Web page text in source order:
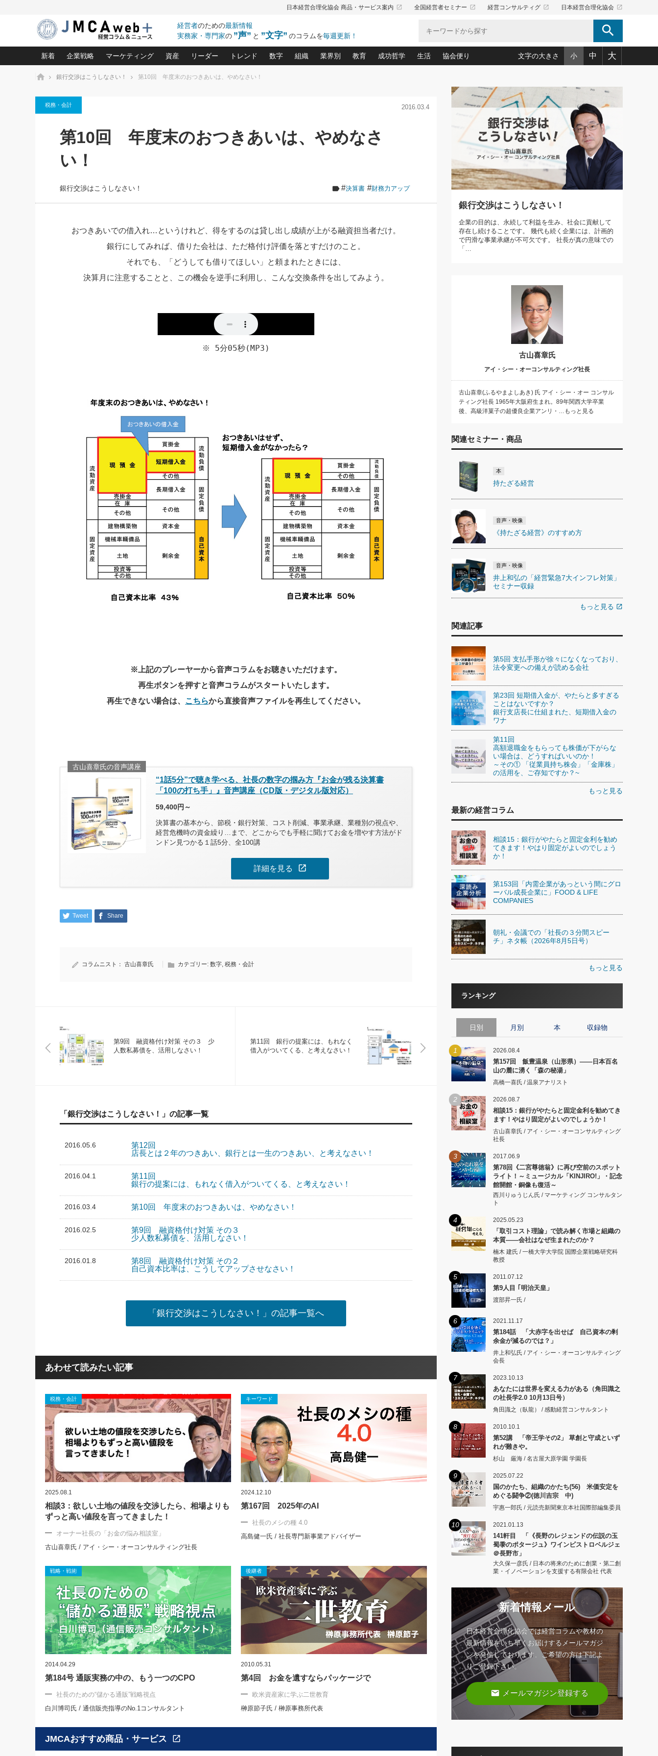
日本経営合理化協会 商品・サービス案内 launch 全国経営者セミナー launch 経営コンサルティグ launch 日本経営合理化協会 launch
経営者のための最新情報
実務家・専門家の ”声” と ”文字” のコラムを毎週更新！ search
新着
利を勧めてきます！やはり固定
がよいのでしょうか！
2026.08.7
日号）
2026.08.5
第86回 「言葉狩り」
もっとみる
企業戦略
中小企業の「１位づくり」戦略(96)
利益を最大化する「業務改善」横田尚哉氏(5)
強い会社を築く ビジネス・クリニック(240)
日本レーザー「人を大切にしながら利益を上げる経営」の極意
社長のための“儲かる通販”戦略視点(151)
継続経営 百話百行(85)
マーケティング
ロングセラーの玉手箱(9)
酒井光雄 成功事例に学ぶ繁栄企業のブランド戦略(39)
資産
中国経済の最新動向(204)
事業承継の前に、決めておきたい、知っておきたい、やってお
リーダー
ピョートル・F・グジバチの『経営戦略の新常識』(12)
次もあなたにお願いしたいと思われる「一流の仕事術」(28)
社長の右腕をつくる 人と組織を動かす(200)
酒井英之の社長のビジョン実現道場(10)
トレンド
北村森の「今月のヒット商品」(109)
数字
会社を守り抜くための緊急対策(100)
強い決算書の会社はココが違う！(36)
決算書の“見える化”術(12)
銀行交渉はこうしなさい！(12)
組織
職場の生産性を下げるハラスメントの予防策(10)
賃金決定の定石(68)
顧客・社員・社会から支持される「ウェルビーイング経営入
業界別
大久保一彦の“流行る”お店の仕組みづくり(210)
柿内幸夫─社長のための現場改善(174)
教育
あなただからお願いしたいと思われる 気配りの達人(127)
クレーム対応の新知識と新常識(57)
デキル社員に育てる！ 社員教育の決め手(203)
東川鷹年の「中小企業の人育て」(38)
業績アップにつながる！ワンランク上の手紙・メール術(100)
社長のための“全員営業”(30)
成功哲学
中国哲学に学ぶ 不況は会社守成の好機(38)
令和時代の「社長の人間力の磨き方」(86)
先人の名句名言の教え 東洋思想に学ぶ経営学(132)
渡部昇一の「日本の指導者たち」(32)
経営に活かす“十八史略”(30)
生活
おのころ心平の ──社長のための「か・ら・だマネジメント」
(50)
デジタルＡＶを味方に！新・仕事術(180)
リーダー脳の鍛え方(32)
ワインを楽しむ基礎レッスン(12)
必読！社長が読むべき今月の4冊(88)
眼と耳で楽しむ読書術(162)
社長の「氣」(30)
米国スポーツ・ビジネスに学ぶ心理学(98)
高橋一喜の『これぞ！"本物の温泉"』(157)
協会便り
「愛読者通信」著者インタビュー(44)
ビジネス見聞録 経営ニュース(100)
作間信司の経営無形庵(けいえいむぎょうあん)(166)
経営セミナー情報局(1)
繁栄への着眼点 牟田太陽(76)
講話を聞いて学ぼう 実学・耳学・磨く「ミミガク」のすすめ
(7)
文字の大きさ 小 中 大
ホーム 銀行交渉はこうしなさい！ 第10回 年度末のおつきあいは、やめなさい！
税務・会計 2016.03.4
第10回 年度末のおつきあいは、やめなさ
い！
銀行交渉はこうしなさい！ #決算書 #財務力アップ
おつきあいでの借入れ…というけれど、得をするのは貸し出し成績が上がる融資担当者だけ。
銀行にしてみれば、借りた会社は、ただ格付け評価を落とすだけのこと。
それでも、「どうしても借りてほしい」と頼まれたときには、
決算月に注意することと、この機会を逆手に利用し、こんな交換条件を出してみよう。
※ 5分05秒(MP3)
※上記のプレーヤーから音声コラムをお聴きいただけます。
再生ボタンを押すと音声コラムがスタートいたします。
再生できない場合は、 こちらから直接音声ファイルを再生してください。
古山喜章氏の音声講座
“1話5分”で聴き学べる、社長の数字の掴み方『お金が残る決算書
「100の打ち手」』音声講座（CD版・デジタル版対応）
59,400円～
決算書の基本から、節税・銀行対策、コスト削減、事業承継、業種別の視点や、
経営危機時の資金繰り…まで、どこからでも手軽に聞けてお金を増やす方法がド
ンドン見つかる１話5分、全100講
詳細を見る open_in_new
Tweet Share
コラムニスト： 古山喜章氏 カテゴリー: 数字 税務・会計
第9回 融資格付け対策 その３ 少
人数私募債を、活用しなさい！
第11回 銀行の提案には、もれなく
借入がついてくる、と考えなさい！
「銀行交渉はこうしなさい！」の記事一覧
2016.05.6
第12回
店長とは２年のつきあい、銀行とは一生のつきあい、と考えなさい！
2016.04.1
第11回
銀行の提案には、もれなく借入がついてくる、と考えなさい！
2016.03.4 第10回 年度末のおつきあいは、やめなさい！
2016.02.5
第9回 融資格付け対策 その３
少人数私募債を、活用しなさい！
2016.01.8
第8回 融資格付け対策 その２
自己資本比率は、こうしてアップさせなさい！
「銀行交渉はこうしなさい！」の記事一覧へ
あわせて読みたい記事
税務・会計
2025.08.1
相談3：欲しい土地の値段を交渉したら、相場よりも
ずっと高い値段を言ってきました！
オーナー社長の「お金の悩み相談室」
古山喜章氏 / アイ・シー・オーコンサルティング社長
キーワード
2024.12.10
第167回 2025年のAI
社長のメシの種 4.0
高島健一氏 / 社長専門新事業アドバイザー
戦略・戦術
2014.04.29
第184号 通販実務の中の、もう一つのCPO
社長のための“儲かる通販”戦略視点
白川博司氏 / 通信販売指導のNo.1コンサルタント
後継者
2010.05.31
第4回 お金を遺すならパッケージで
欧米資産家に学ぶ二世教育
榊原節子氏 / 榊原事務所代表
JMCAおすすめ商品・サービス open_in_new
銀行交渉はこうしなさい！
企業の目的は、永続して利益を生み、社会に貢献して
存在し続けることです。 幾代も続く企業には、計画的
で円滑な事業承継が不可欠です。 社長が真の意味での
「…
古山喜章氏
アイ・シー・オーコンサルティング社長
古山喜章(ふるやまよしあき) 氏 アイ・シー・オー コンサル
ティング社長 1965年大阪府生まれ。89年関西大学卒業
後、高級洋菓子の超優良企業アンリ・…もっと見る
関連セミナー・商品
本
持たざる経営
音声・映像
《持たざる経営》のすすめ方
音声・映像
井上和弘の「経営緊急7大インフレ対策」
セミナー収録
もっと見る open_in_new
関連記事
第5回 支払手形が徐々になくなっており、
法令変更への備えが読める会社
第23回 短期借入金が、やたらと多すぎる
ことはないですか？
銀行支店長に仕組まれた、短期借入金の
ワナ
第11回
高額退職金をもらっても株価が下がらな
い場合は、どうすればいいのか！
～その① 「従業員持ち株会」「金庫株」
の活用を、ご存知ですか？~
もっと見る
最新の経営コラム
相談15：銀行がやたらと固定金利を勧め
てきます！やはり固定がよいのでしょう
か！
第153回「内需企業があっという間にグロ
ーバル成長企業に」FOOD & LIFE
COMPANIES
朝礼・会議での「社長の３分間スピー
チ」ネタ帳（2026年8月5日号）
もっと見る
ランキング
日別 月別 本 収録物
1 2026.08.4
第157回 飯豊温泉（山形県）――日本百名
山の麓に湧く「森の秘湯」
高橋一喜氏 / 温泉アナリスト
2 2026.08.7
相談15：銀行がやたらと固定金利を勧めてき
ます！やはり固定がよいのでしょうか！
古山喜章氏 / アイ・シー・オーコンサルティング
社長
3 2017.06.9
第78回《二宮尊徳翁》に再び空前のスポット
ライト！～ミュージカル「KINJIRO!」・記念
館開館・銅像も復活～
西川りゅうじん氏 / マーケティング コンサルタン
ト
4 2025.05.23
「取引コスト理論」で読み解く市場と組織の
本質――会社はなぜ生まれたのか？
楠木 建氏 / 一橋大学大学院 国際企業戦略研究科
教授
5 2011.07.12
第9人目 ｢明治天皇」
渡部昇一氏 /
6 2021.11.17
第184話 「大赤字を出せば 自己資本の剰
余金が減るのでは？」
井上和弘氏 / アイ・シー・オーコンサルティング
会長
7 2023.10.13
あなたには世界を変える力がある（角田識之
の社長学2.0 10月13日号）
角田識之（臥龍） / 感動経営コンサルタント
8 2010.10.1
第52講 「帝王学その2」 草創と守成といず
れが難きや。
杉山 厳海 / 名古屋大原学園 学園長
9 2025.07.22
国のかたち、組織のかたち(56) 米価安定を
めぐる闘争②(徳川吉宗 中)
宇惠一郎氏 / 元読売新聞東京本社国際部編集委員
10 2021.01.13
141軒目 「《長野のレジェンドの伝説の玉
蜀黍のポタージュ》ワインビストロベルジェ
＠長野市」
大久保一彦氏 / 日本の将来のために創業・第二創
業・イノベーションを支援する有限会社 代表
新着情報メール
日本経営合理化協会では経営コラムや教材の
最新情報をいち早くお届けするメールマガジ
ンを発信しております。ご希望の方は下記よ
りご登録下さい。
email メールマガジン登録する